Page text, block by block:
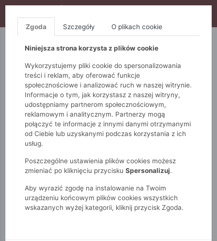
S10), DODATKOWE 15% ZA 3SZT (KOD: S15)
5.10.15. QUIOSQUE
Monnari Zobacz wszystko
Bluzki i t-shirty
Koszule
Zgoda Szczegóły O plikach cookie
Niniejsza strona korzysta z plików cookie
Wykorzystujemy pliki cookie do spersonalizowania
treści i reklam, aby oferować funkcje
społecznościowe i analizować ruch w naszej witrynie.
Informacje o tym, jak korzystasz z naszej witryny,
udostępniamy partnerom społecznościowym,
reklamowym i analitycznym. Partnerzy mogą
połączyć te informacje z innymi danymi otrzymanymi
od Ciebie lub uzyskanymi podczas korzystania z ich
usług.
Poszczególne ustawienia plików cookies możesz
zmieniać po kliknięciu przycisku Spersonalizuj.
Aby wyrazić zgodę na instalowanie na Twoim
urządzeniu końcowym plików cookies wszystkich
wskazanych wyżej kategorii, kliknij przycisk Zgoda.